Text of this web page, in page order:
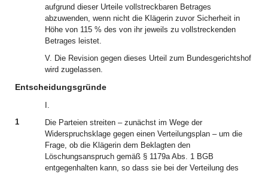
aufgrund dieser Urteile vollstreckbaren Betrages
abzuwenden, wenn nicht die Klägerin zuvor Sicherheit in
Höhe von 115 % des von ihr jeweils zu vollstreckenden
Betrages leistet.
V. Die Revision gegen dieses Urteil zum Bundesgerichtshof
wird zugelassen.
Entscheidungsgründe
I.
1
Die Parteien streiten – zunächst im Wege der
Widerspruchsklage gegen einen Verteilungsplan – um die
Frage, ob die Klägerin dem Beklagten den
Löschungsanspruch gemäß § 1179a Abs. 1 BGB
entgegenhalten kann, so dass sie bei der Verteilung des